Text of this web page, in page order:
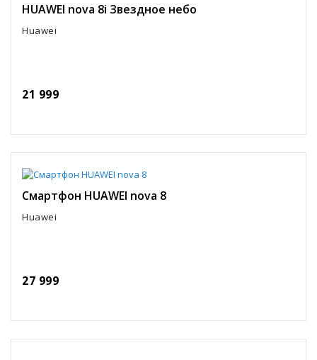
HUAWEI nova 8i Звездное небо
Huawei
21 999
Смартфон HUAWEI nova 8
Huawei
27 999